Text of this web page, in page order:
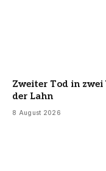
Zweiter Tod in
der Lahn
8 August 2026